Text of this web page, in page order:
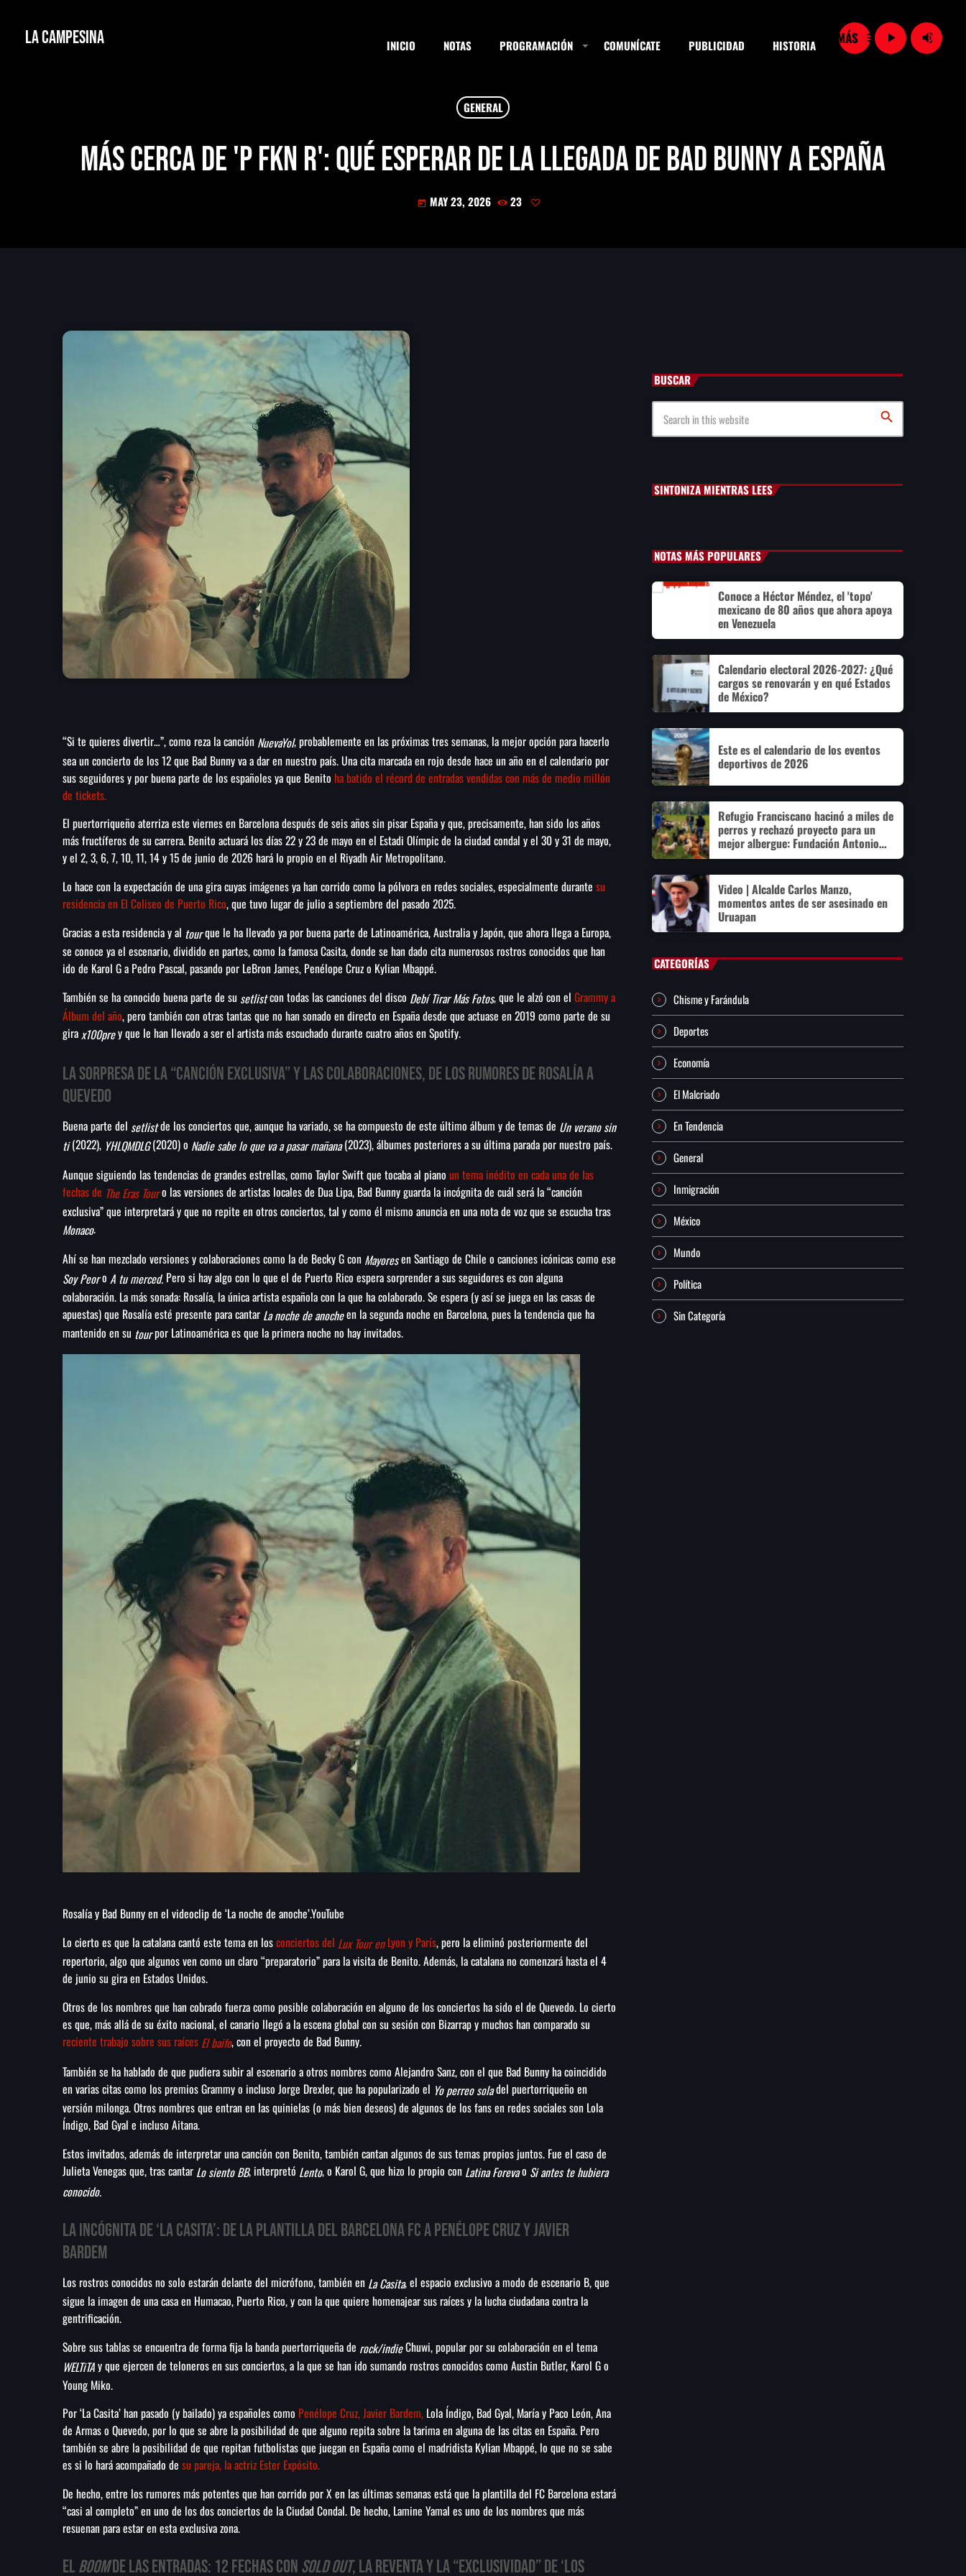
La Campesina INICIO NOTAS PROGRAMACIÓN COMUNÍCATE PUBLICIDAD HISTORIA menu play_arrow volume_up
Liderazgo de la ONU: América Latina expone planes de
reforma
GENERAL
Más cerca de 'P fkn R': qué esperar de la llegada de Bad Bunny a España
today MAY 23, 2026 23
“Si te quieres divertir…”, como reza la canción NuevaYol, probablemente en las próximas tres semanas, la mejor opción para hacerlo
sea un concierto de los 12 que Bad Bunny va a dar en nuestro país. Una cita marcada en rojo desde hace un año en el calendario por
sus seguidores y por buena parte de los españoles ya que Benito ha batido el récord de entradas vendidas con más de medio millón
de tickets.
El puertorriqueño aterriza este viernes en Barcelona después de seis años sin pisar España y que, precisamente, han sido los años
más fructíferos de su carrera. Benito actuará los días 22 y 23 de mayo en el Estadi Olímpic de la ciudad condal y el 30 y 31 de mayo,
y el 2, 3, 6, 7, 10, 11, 14 y 15 de junio de 2026 hará lo propio en el Riyadh Air Metropolitano.
Lo hace con la expectación de una gira cuyas imágenes ya han corrido como la pólvora en redes sociales, especialmente durante su
residencia en El Coliseo de Puerto Rico, que tuvo lugar de julio a septiembre del pasado 2025.
Gracias a esta residencia y al tourque le ha llevado ya por buena parte de Latinoamérica, Australia y Japón, que ahora llega a Europa,
se conoce ya el escenario, dividido en partes, como la famosa Casita, donde se han dado cita numerosos rostros conocidos que han
ido de Karol G a Pedro Pascal, pasando por LeBron James, Penélope Cruz o Kylian Mbappé.
También se ha conocido buena parte de su setlistcon todas las canciones del disco Debí Tirar Más Fotos, que le alzó con el Grammy a
Álbum del año, pero también con otras tantas que no han sonado en directo en España desde que actuase en 2019 como parte de su
girax100prey que le han llevado a ser el artista más escuchado durante cuatro años en Spotify.
La sorpresa de la “canción exclusiva” y las colaboraciones, de los rumores de Rosalía a
Quevedo
Buena parte del setlistde los conciertos que, aunque ha variado, se ha compuesto de este último álbum y de temas de Un verano sin
ti(2022), YHLQMDLG(2020) o Nadie sabe lo que va a pasar mañana(2023), álbumes posteriores a su última parada por nuestro país.
Aunque siguiendo las tendencias de grandes estrellas, como Taylor Swift que tocaba al piano un tema inédito en cada una de las
fechas de The Eras Touro las versiones de artistas locales de Dua Lipa, Bad Bunny guarda la incógnita de cuál será la “canción
exclusiva” que interpretará y que no repite en otros conciertos, tal y como él mismo anuncia en una nota de voz que se escucha tras
Monaco.
Ahí se han mezclado versiones y colaboraciones como la de Becky G con Mayoresen Santiago de Chile o canciones icónicas como ese
Soy Peoro A tu merced. Pero si hay algo con lo que el de Puerto Rico espera sorprender a sus seguidores es con alguna
colaboración. La más sonada: Rosalía, la única artista española con la que ha colaborado. Se espera (y así se juega en las casas de
apuestas) que Rosalía esté presente para cantar La noche de anocheen la segunda noche en Barcelona, pues la tendencia que ha
mantenido en su tourpor Latinoamérica es que la primera noche no hay invitados.
Rosalía y Bad Bunny en el videoclip de ‘La noche de anoche’.YouTube
Lo cierto es que la catalana cantó este tema en losconciertos del Lux Tour enLyon y París, pero la eliminó posteriormente del
repertorio, algo que algunos ven como un claro “preparatorio” para la visita de Benito. Además, la catalana no comenzará hasta el 4
de junio su gira en Estados Unidos.
Otros de los nombres que han cobrado fuerza como posible colaboración en alguno de los conciertos ha sido el de Quevedo. Lo cierto
es que, más allá de su éxito nacional, el canario llegó a la escena global con su sesión con Bizarrap y muchos han comparado su
reciente trabajo sobre sus raíces El baifo, con el proyecto de Bad Bunny.
También se ha hablado de que pudiera subir al escenario a otros nombres como Alejandro Sanz, con el que Bad Bunny ha coincidido
en varias citas como los premios Grammy o incluso Jorge Drexler, que ha popularizado el Yo perreo soladel puertorriqueño en
versión milonga. Otros nombres que entran en las quinielas (o más bien deseos) de algunos de los fans en redes sociales son Lola
Índigo, Bad Gyal e incluso Aitana.
Estos invitados, además de interpretar una canción con Benito, también cantan algunos de sus temas propios juntos. Fue el caso de
Julieta Venegas que, tras cantar Lo siento BB, interpretó Lento, o Karol G, que hizo lo propio con Latina Forevao Si antes te hubiera
conocido.
La incógnita de ‘La Casita’: de la plantilla del Barcelona FC a Penélope Cruz y Javier
Bardem
Los rostros conocidos no solo estarán delante del micrófono, también en La Casita, el espacio exclusivo a modo de escenario B, que
sigue la imagen de una casa en Humacao, Puerto Rico, y con la que quiere homenajear sus raíces y la lucha ciudadana contra la
gentrificación.
Sobre sus tablas se encuentra de forma fija la banda puertorriqueña de rock/indieChuwi, popular por su colaboración en el tema
WELTiTAy que ejercen de teloneros en sus conciertos, a la que se han ido sumando rostros conocidos como Austin Butler, Karol G o
Young Miko.
Por ‘La Casita’ han pasado (y bailado) ya españoles como Penélope Cruz, Javier Bardem, Lola Índigo, Bad Gyal, María y Paco León, Ana
de Armas o Quevedo, por lo que se abre la posibilidad de que alguno repita sobre la tarima en alguna de las citas en España. Pero
también se abre la posibilidad de que repitan futbolistas que juegan en España como el madridista Kylian Mbappé, lo que no se sabe
es si lo hará acompañado de su pareja, la actriz Ester Expósito.
De hecho, entre los rumores más potentes que han corrido por X en las últimas semanas está que la plantilla del FC Barcelona estará
“casi al completo” en uno de los dos conciertos de la Ciudad Condal. De hecho, Lamine Yamal es uno de los nombres que más
resuenan para estar en esta exclusiva zona.
El boomde las entradas: 12 fechas con sold out, la reventa y la “exclusividad” de ‘Los
BUSCAR
search
SINTONIZA MIENTRAS LEES
NOTAS MÁS POPULARES
Conoce a Héctor Méndez, el 'topo'
mexicano de 80 años que ahora apoya
en Venezuela
Calendario electoral 2026-2027: ¿Qué
cargos se renovarán y en qué Estados
de México?
Este es el calendario de los eventos
deportivos de 2026
Refugio Franciscano hacinó a miles de
perros y rechazó proyecto para un
mejor albergue: Fundación Antonio
Hagenbeck
Video | Alcalde Carlos Manzo,
momentos antes de ser asesinado en
Uruapan
CATEGORÍAS
Chisme y Farándula
Deportes
Economía
El Malcriado
En Tendencia
General
Inmigración
México
Mundo
Política
Sin Categoría